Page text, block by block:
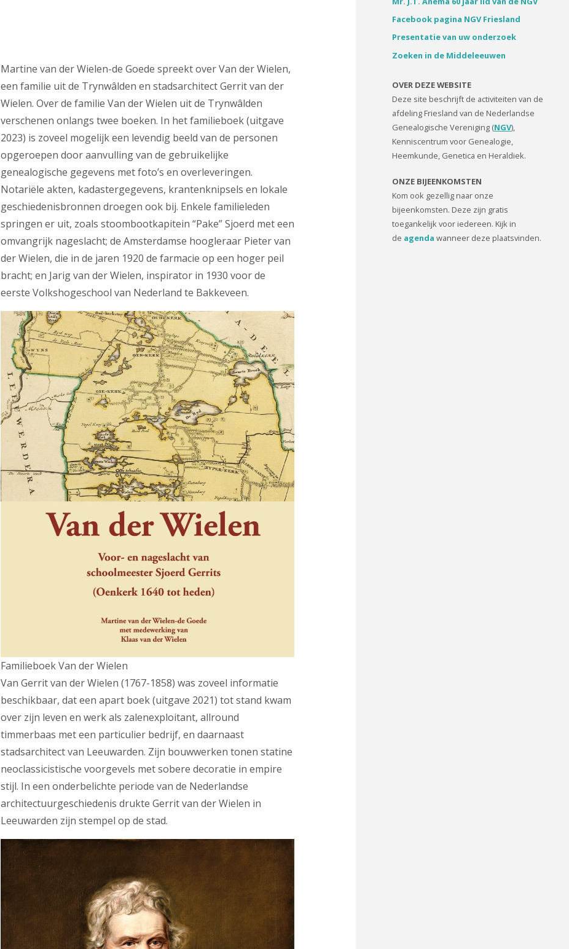
Martine van der Wielen-de Goede spreekt over Van der Wielen,
een familie uit de Trynwâlden en stadsarchitect Gerrit van der
Wielen. Over de familie Van der Wielen uit de Trynwâlden
verschenen onlangs twee boeken. In het familieboek (uitgave
2023) is zoveel mogelijk een levendig beeld van de personen
opgeroepen door aanvulling van de gebruikelijke
genealogische gegevens met foto’s en overleveringen.
Notariële akten, kadastergegevens, krantenknipsels en lokale
geschiedenisbronnen droegen ook bij. Enkele familieleden
springen er uit, zoals stoombootkapitein “Pake” Sjoerd met een
omvangrijk nageslacht; de Amsterdamse hoogleraar Pieter van
der Wielen, die in de jaren 1920 de farmacie op een hoger peil
bracht; en Jarig van der Wielen, inspirator in 1930 voor de
eerste Volkshogeschool van Nederland te Bakkeveen.
Familieboek Van der Wielen
Van Gerrit van der Wielen (1767-1858) was zoveel informatie
beschikbaar, dat een apart boek (uitgave 2021) tot stand kwam
over zijn leven en werk als zalenexploitant, allround
timmerbaas met een particulier bedrijf, en daarnaast
stadsarchitect van Leeuwarden. Zijn bouwwerken tonen statine
neoclassicistische voorgevels met sobere decoratie in empire
stijl. In een onderbelichte periode van de Nederlandse
architectuurgeschiedenis drukte Gerrit van der Wielen in
Leeuwarden zijn stempel op de stad.
Facebook pagina NGV Friesland
Presentatie van uw onderzoek
Zoeken in de Middeleeuwen
OVER DEZE WEBSITE
Deze site beschrijft de activiteiten van de
afdeling Friesland van de Nederlandse
Genealogische Vereniging (NGV),
Kenniscentrum voor Genealogie,
Heemkunde, Genetica en Heraldiek.
ONZE BIJEENKOMSTEN
Kom ook gezellig naar onze
bijeenkomsten. Deze zijn gratis
toegankelijk voor iedereen. Kijk in
de agenda wanneer deze plaatsvinden.